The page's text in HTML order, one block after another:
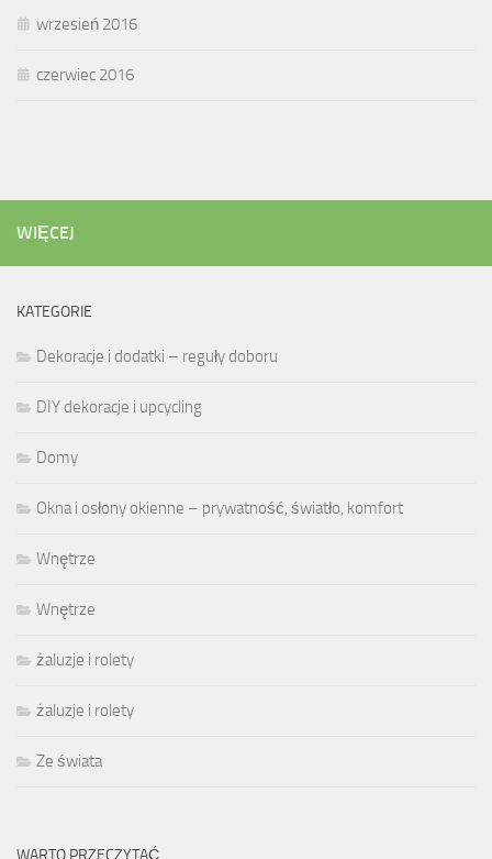
wrzesień 2016
czerwiec 2016
WIĘCEJ
KATEGORIE
Dekoracje i dodatki – reguły doboru
DIY dekoracje i upcycling
Domy
Okna i osłony okienne – prywatność, światło, komfort
Wnętrze
Wnętrze
żaluzje i rolety
żaluzje i rolety
Ze świata